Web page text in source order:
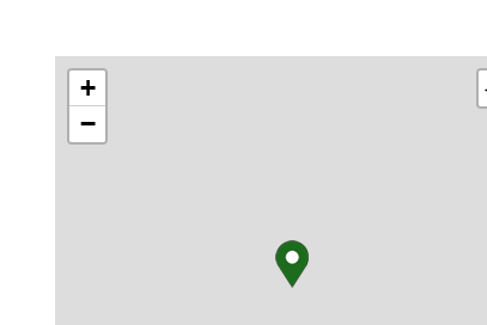
+
−